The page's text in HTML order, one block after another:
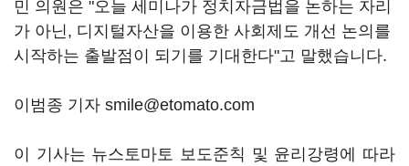
민 의원은 "오늘 세미나가 정치자금법을 논하는 자리
가 아닌, 디지털자산을 이용한 사회제도 개선 논의를
시작하는 출발점이 되기를 기대한다"고 말했습니다.
이범종 기자 smile@etomato.com
이 기사는 뉴스토마토 보도준칙 및 윤리강령에 따라